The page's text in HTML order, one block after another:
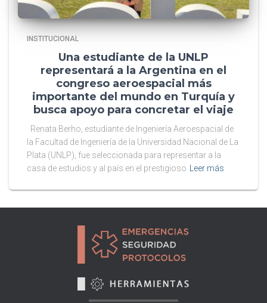
INSTITUCIONAL
Una estudiante de la UNLP
representará a la Argentina en el
congreso aeroespacial más
importante del mundo en Turquía y
busca apoyo para concretar el viaje
Renata Berho, estudiante de Ingeniería Aeroespacial de
la Facultad de Ingeniería de la Universidad Nacional de La
Plata (UNLP), fue seleccionada para representar a la
casa de estudios y al país en el prestigioso
Leer más